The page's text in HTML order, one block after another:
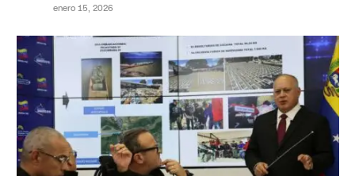
enero 15, 2026